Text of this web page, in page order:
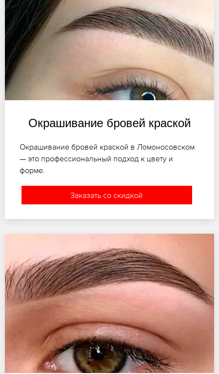
Окрашивание бровей краской
Окрашивание бровей краской в Ломоносовском
— это профессиональный подход к цвету и
форме.
Заказать со скидкой